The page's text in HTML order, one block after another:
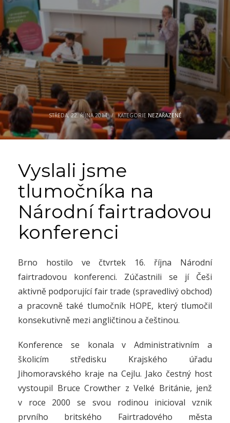
STŘEDA, 22. ŘÍJNA 2014 / KATEGORIE NEZAŘAZENÉ
Vyslali jsme
tlumočníka na
Národní fairtradovou
konferenci
Brno hostilo ve čtvrtek 16. října Národní
fairtradovou konferenci. Zúčastnili se jí Češi
aktivně podporující fair trade (spravedlivý obchod)
a pracovně také tlumočník HOPE, který tlumočil
konsekutivně mezi angličtinou a češtinou.
Konference se konala v Administrativním a
školicím středisku Krajského úřadu
Jihomoravského kraje na Cejlu. Jako čestný host
vystoupil Bruce Crowther z Velké Británie, jenž
v roce 2000 se svou rodinou inicioval vznik
prvního britského Fairtradového města